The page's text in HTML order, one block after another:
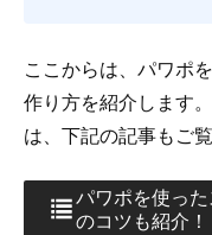
ここからは、パワポ
作り方を紹介します
は、下記の記事もご覧
パワポを使っ
のコツも紹介！